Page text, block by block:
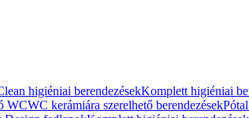
higiéniai berendezésekKomplett higiéniai
WCWC kerámiára szerelhető berendezések